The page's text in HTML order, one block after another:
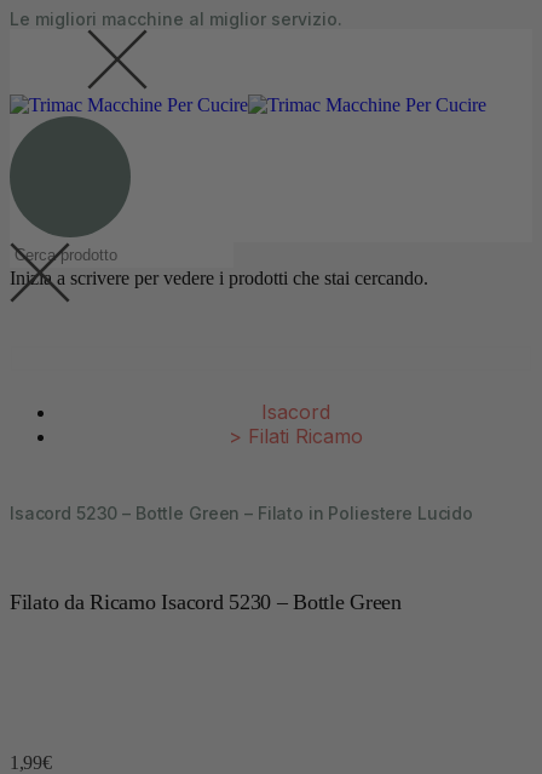
contenuto
Le migliori macchine al miglior servizio.
Inizia a scrivere per vedere i prodotti che stai cercando.
Isacord
> Filati Ricamo
Isacord 5230 – Bottle Green – Filato in Poliestere Lucido
Filato da Ricamo Isacord 5230 – Bottle Green
1,99€